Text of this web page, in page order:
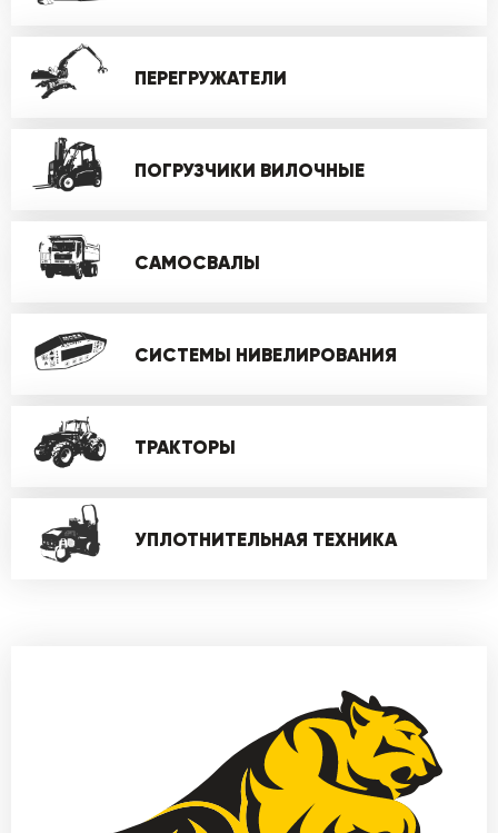
ПЕРЕГРУЖАТЕЛИ
ПОГРУЗЧИКИ ВИЛОЧНЫЕ
САМОСВАЛЫ
СИСТЕМЫ НИВЕЛИРОВАНИЯ
ТРАКТОРЫ
УПЛОТНИТЕЛЬНАЯ ТЕХНИКА